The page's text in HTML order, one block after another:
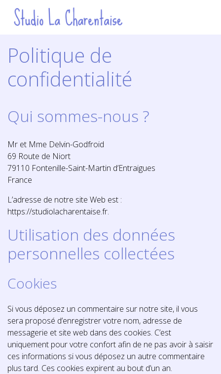
Politique de
confidentialité
Qui sommes-nous ?
Mr et Mme Delvin-Godfroid
69 Route de Niort
79110 Fontenille-Saint-Martin d’Entraigues
France
L’adresse de notre site Web est :
https://studiolacharentaise.fr.
Utilisation des données
personnelles collectées
Cookies
Si vous déposez un commentaire sur notre site, il vous
sera proposé d’enregistrer votre nom, adresse de
messagerie et site web dans des cookies. C’est
uniquement pour votre confort afin de ne pas avoir à saisir
ces informations si vous déposez un autre commentaire
plus tard. Ces cookies expirent au bout d’un an.